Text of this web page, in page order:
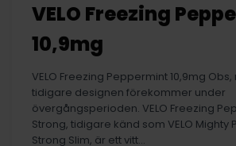
VELO Freezing
10,9mg
VELO Freezing Peppermint 10,9mg
tidigare designen förekommer under
övergångsperioden. VELO Freezing
Strong, tidigare känd som VELO Mighty
Strong Slim, är ett vitt…